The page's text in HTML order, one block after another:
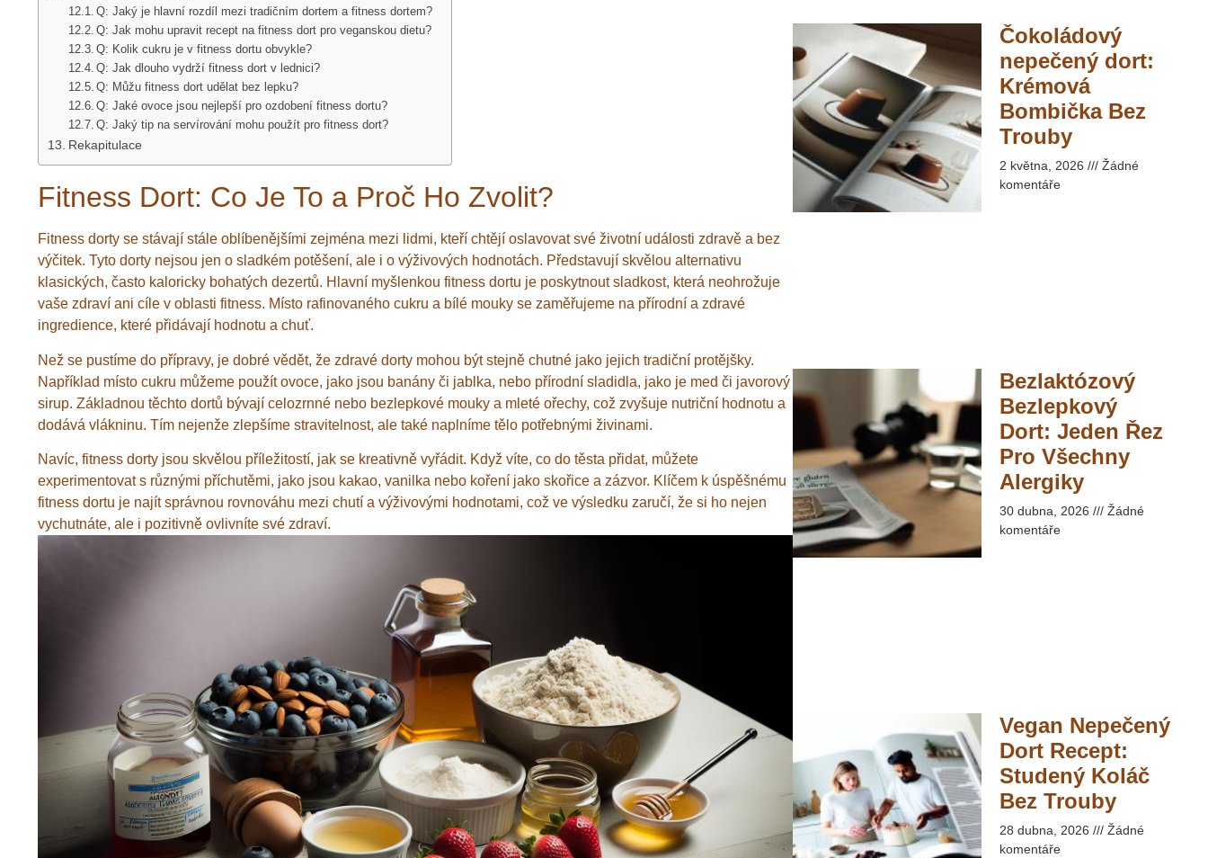
Q: Jaký je hlavní rozdíl mezi tradičním dortem a fitness dortem?
Q: Jak mohu upravit recept na fitness dort pro veganskou dietu?
Q: Kolik cukru je v fitness dortu obvykle?
Q: Jak dlouho vydrží fitness dort v lednici?
Q: Můžu fitness dort udělat bez lepku?
Q: Jaké ovoce jsou nejlepší pro ozdobení fitness dortu?
Q: Jaký tip na servírování mohu použít pro fitness dort?
Rekapitulace
Fitness Dort: Co Je To a Proč Ho Zvolit?
Fitness dorty se stávají stále oblíbenějšími zejména mezi lidmi, kteří chtějí oslavovat své životní události zdravě a bez
výčitek. Tyto dorty nejsou jen o sladkém potěšení, ale i o výživových hodnotách. Představují skvělou alternativu
klasických, často kaloricky bohatých dezertů. Hlavní myšlenkou fitness dortu je poskytnout sladkost, která neohrožuje
vaše zdraví ani cíle v oblasti fitness. Místo rafinovaného cukru a bílé mouky se zaměřujeme na přírodní a zdravé
ingredience, které přidávají hodnotu a chuť.
Než se pustíme do přípravy, je dobré vědět, že zdravé dorty mohou být stejně chutné jako jejich tradiční protějšky.
Například místo cukru můžeme použít ovoce, jako jsou banány či jablka, nebo přírodní sladidla, jako je med či javorový
sirup. Základnou těchto dortů bývají celozrnné nebo bezlepkové mouky a mleté ořechy, což zvyšuje nutriční hodnotu a
dodává vlákninu. Tím nejenže zlepšíme stravitelnost, ale také naplníme tělo potřebnými živinami.
Navíc, fitness dorty jsou skvělou příležitostí, jak se kreativně vyřádit. Když víte, co do těsta přidat, můžete
experimentovat s různými příchutěmi, jako jsou kakao, vanilka nebo koření jako skořice a zázvor. Klíčem k úspěšnému
fitness dortu je najít správnou rovnováhu mezi chutí a výživovými hodnotami, což ve výsledku zaručí, že si ho nejen
vychutnáte, ale i pozitivně ovlivníte své zdraví.
Čokoládový
nepečený dort:
Krémová
Bombička Bez
Trouby​
2 května, 2026
Žádné
komentáře
Bezlaktózový
Bezlepkový
Dort: Jeden Řez
Pro Všechny
Alergiky​
30 dubna, 2026
Žádné
komentáře
Vegan Nepečený
Dort Recept:
Studený Koláč
Bez Trouby​
28 dubna, 2026
Žádné
komentáře